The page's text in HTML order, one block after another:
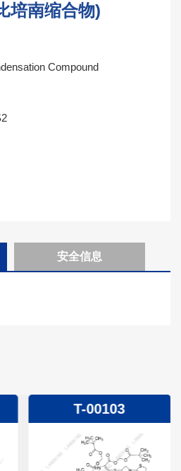
培南缩合物)
Compound
安全信息
T-00103